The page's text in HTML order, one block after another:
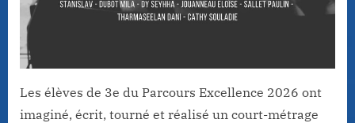
Les élèves de 3e du Parcours Excellence 2026 ont
imaginé, écrit, tourné et réalisé un court-métrage